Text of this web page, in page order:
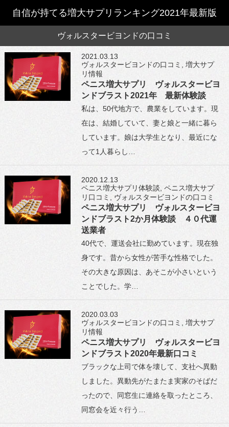
自信が持てる増大サプリランキング2021年最新版
ヴォルスタービヨンドの口コミ
2021.03.13
ヴォルスタービヨンドの口コミ
,増大サプ
リ情報
ペニス増大サプリ ヴォルスタービヨ
ンドブラスト2021年 最新体験談
私は、50代地方で、農業をしています。現
在は、結婚していて、妻と娘と一緒に暮ら
しています。娘は大学生となり、最近にな
って1人暮らし…
2020.12.13
ペニス増大サプリ体験談 ,ペニス増大サプ
リ口コミ
ヴォルスタービヨンドの口コミ
ペニス増大サプリ ヴォルスタービヨ
ンドブラスト2か月体験談 ４０代運
送業者
40代で、運送会社に勤めています。現在独
身です。昔から女性が苦手な性格でした。
その大きな原因は、あそこが小さいという
ことでした。学…
2020.03.03
ヴォルスタービヨンドの口コミ
,増大サプ
リ情報
ペニス増大サプリ ヴォルスタービヨ
ンドブラスト2020年最新口コミ
ブラックな上司で体を壊して、支社へ異動
しました。異動先がたまたま実家のそばだ
ったので、同窓生に連絡を取ったところ、
同窓会を近々行う…